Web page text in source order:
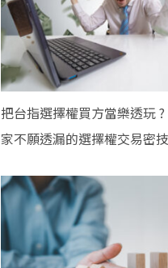
把台指選擇權買方當樂透玩
家不願透漏的選擇權交易密